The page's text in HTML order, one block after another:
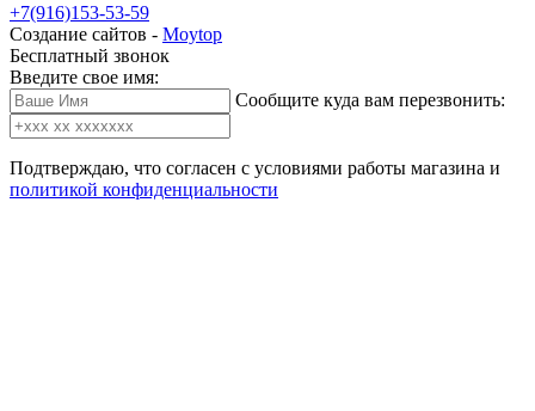
+7(916)153-53-59
Создание сайтов - Moytop
Бесплатный звонок
Введите свое имя:
Сообщите куда вам перезвонить:
Подтверждаю, что согласен с условиями работы магазина и
политикой конфиденциальности